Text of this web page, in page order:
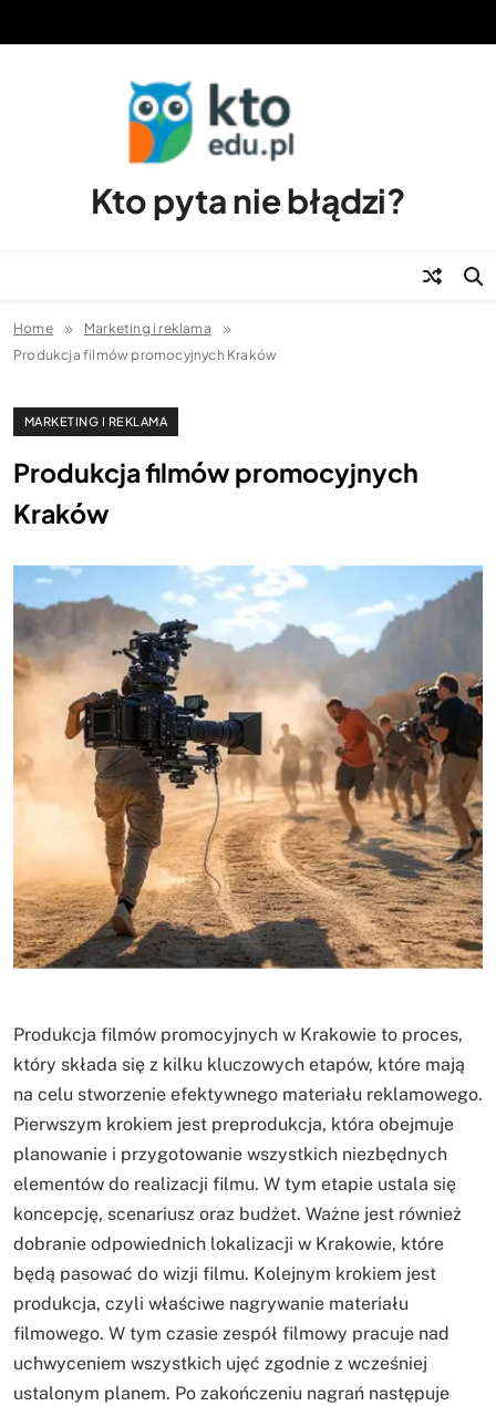
Kto pyta nie błądzi?
Home
Marketing i reklama
Produkcja filmów promocyjnych Kraków
MARKETING I REKLAMA
Produkcja filmów promocyjnych
Kraków
Produkcja filmów promocyjnych w Krakowie to proces,
który składa się z kilku kluczowych etapów, które mają
na celu stworzenie efektywnego materiału reklamowego.
Pierwszym krokiem jest preprodukcja, która obejmuje
planowanie i przygotowanie wszystkich niezbędnych
elementów do realizacji filmu. W tym etapie ustala się
koncepcję, scenariusz oraz budżet. Ważne jest również
dobranie odpowiednich lokalizacji w Krakowie, które
będą pasować do wizji filmu. Kolejnym krokiem jest
produkcja, czyli właściwe nagrywanie materiału
filmowego. W tym czasie zespół filmowy pracuje nad
uchwyceniem wszystkich ujęć zgodnie z wcześniej
ustalonym planem. Po zakończeniu nagrań następuje